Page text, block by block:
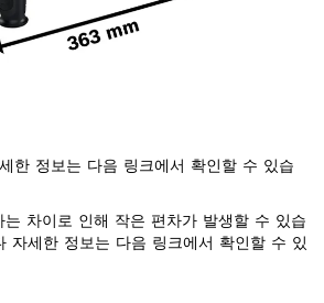
한 정보는 다음 링크에서 확인할 수 있습
차이로 인해 작은 편차가 발생할 수 있습
자세한 정보는 다음 링크에서 확인할 수 있